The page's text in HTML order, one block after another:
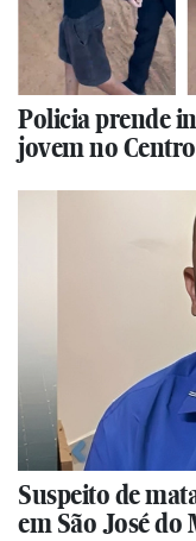
Policia prende
jovem no
Suspeito de
em São José do